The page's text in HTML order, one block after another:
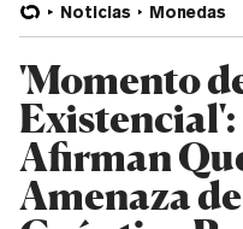
Noticias Monedas
'Momento
Afirman
Amenaza